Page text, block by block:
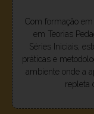
Com formação
em Teorias
Séries Iniciais,
práticas e
ambiente onde a
repleta